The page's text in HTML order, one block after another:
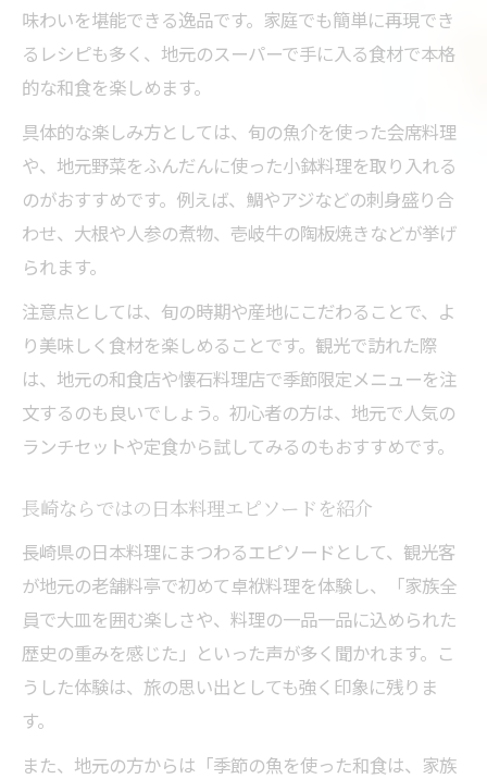
味わいを堪能できる逸品です。家庭でも簡単に再現でき
るレシピも多く、地元のスーパーで手に入る食材で本格
的な和食を楽しめます。
具体的な楽しみ方としては、旬の魚介を使った会席料理
や、地元野菜をふんだんに使った小鉢料理を取り入れる
のがおすすめです。例えば、鯛やアジなどの刺身盛り合
わせ、大根や人参の煮物、壱岐牛の陶板焼きなどが挙げ
られます。
注意点としては、旬の時期や産地にこだわることで、よ
り美味しく食材を楽しめることです。観光で訪れた際
は、地元の和食店や懐石料理店で季節限定メニューを注
文するのも良いでしょう。初心者の方は、地元で人気の
ランチセットや定食から試してみるのもおすすめです。
長崎ならではの日本料理エピソードを紹介
長崎県の日本料理にまつわるエピソードとして、観光客
が地元の老舗料亭で初めて卓袱料理を体験し、「家族全
員で大皿を囲む楽しさや、料理の一品一品に込められた
歴史の重みを感じた」といった声が多く聞かれます。こ
うした体験は、旅の思い出としても強く印象に残りま
す。
また、地元の方からは「季節の魚を使った和食は、家族